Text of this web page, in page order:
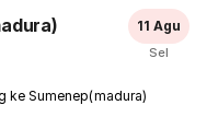
11 Agu
Sel
ke Sumenep(madura)